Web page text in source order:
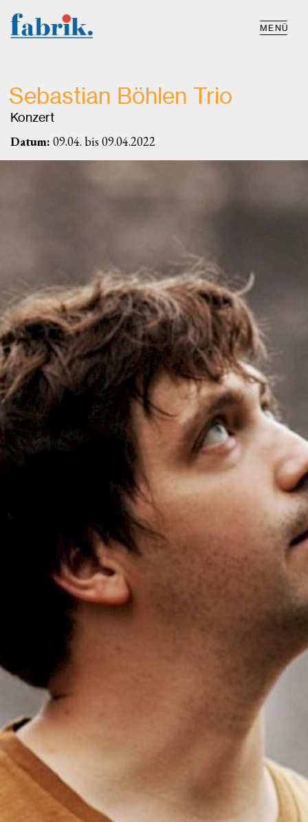
MENÜ
Sebastian Böhlen Trio
Konzert
Datum: 09.04. bis 09.04.2022